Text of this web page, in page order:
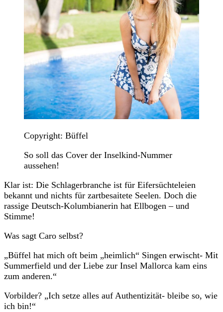
Copyright: Büffel
So soll das Cover der Inselkind-Nummer
aussehen!
Klar ist: Die Schlagerbranche ist für Eifersüchteleien
bekannt und nichts für zartbesaitete Seelen. Doch die
rassige Deutsch-Kolumbianerin hat Ellbogen – und
Stimme!
Was sagt Caro selbst?
„Büffel hat mich oft beim „heimlich“ Singen erwischt- Mit
Summerfield und der Liebe zur Insel Mallorca kam eins
zum anderen.“
Vorbilder? „Ich setze alles auf Authentizität- bleibe so, wie
ich bin!“